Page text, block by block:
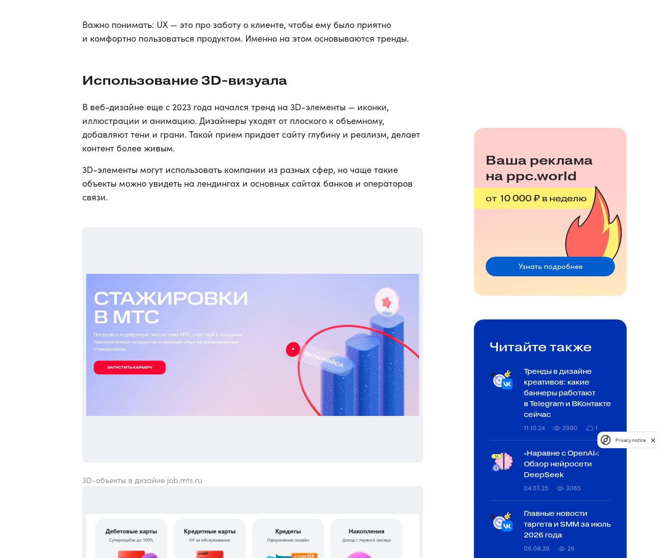
Важно понимать: UX — это про заботу о клиенте, чтобы ему было приятно
и комфортно пользоваться продуктом. Именно на этом основываются тренды.
Использование 3D-визуала
В веб-дизайне еще с 2023 года начался тренд на 3D-элементы — иконки,
иллюстрации и анимацию. Дизайнеры уходят от плоского к объемному,
добавляют тени и грани. Такой прием придает сайту глубину и реализм, делает
контент более живым.
3D-элементы могут использовать компании из разных сфер, но чаще такие
объекты можно увидеть на лендингах и основных сайтах банков и операторов
связи.
3D-объекты в дизайне job.mts.ru
Ваша реклама
на ppc.world
от 10 000 ₽ в неделю
Узнать подробнее
Читайте также
Тренды в дизайне
креативов: какие
баннеры работают
в Telegram и ВКонтакте
сейчас
11.10.24 2990 1
«Наравне с OpenAI»:
Обзор нейросети
DeepSeek
04.03.25 3065
Главные новости
таргета и SMM за июль
2026 года
06.08.26 26
Privacy notice